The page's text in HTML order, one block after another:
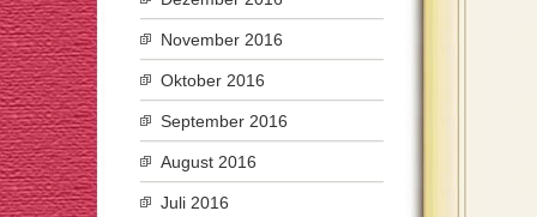
November 2016
Oktober 2016
September 2016
August 2016
Juli 2016